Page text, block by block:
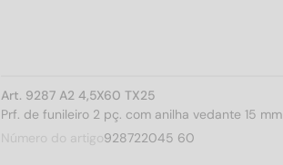
Art. 9287 A2 4,5X60 TX25
Prf. de funileiro 2 pç. com anilha vedante 15 mm
Número do artigo928722045 60